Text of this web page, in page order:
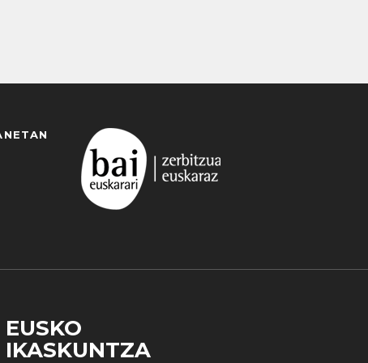
EUSKO
IKASKUNTZA
cookie aukera. Guztiz desaktibatzea ere